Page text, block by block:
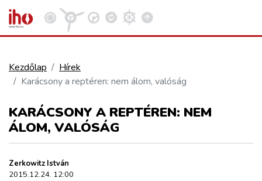
VASÚT
KÖZÚT
REPÜLÉS
Kosár megtekintése
Kezdőlap
Hírek
Karácsony a reptéren: nem álom, valóság
KARÁCSONY A REPTÉREN: NEM
ÁLOM, VALÓSÁG
Zerkowitz István
2015.12.24. 12:00